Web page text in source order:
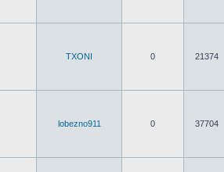
TXONI 0 21374
lobezno911 0 37704